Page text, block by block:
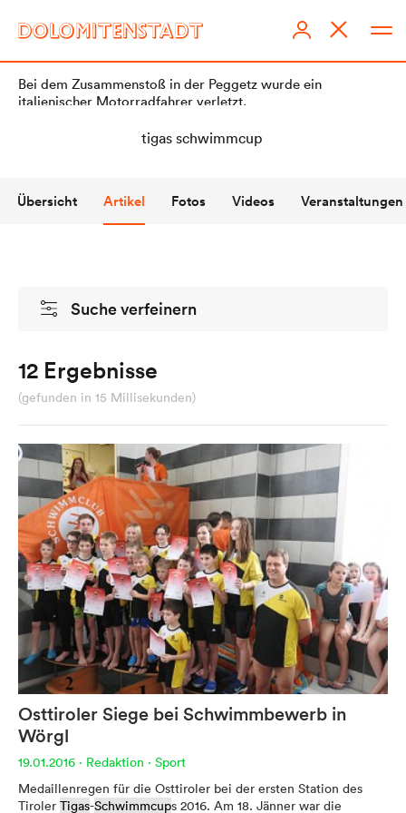
Übersicht Artikel Fotos Videos Veranstaltungen
Suche verfeinern
12 Ergebnisse
(gefunden in 15 Millisekunden)
Osttiroler Siege bei Schwimmbewerb in
Wörgl
19.01.2016 · Redaktion · Sport
Medaillenregen für die Osttiroler bei der ersten Station des
Tiroler Tigas-Schwimmcups 2016. Am 18. Jänner war die
Bei dem Zusammenstoß in der Peggetz wurde ein
italienischer Motorradfahrer verletzt.
DOLOMITENSTADT
Redaktionsstatut
KI-Richtlinien
Werbung
Anzeigenpreise
Reichweite / Statistik
Anfragen / Kontakt
Mein Dolomitenstadt.at
Anmelden
Registrieren
FAQ & Service